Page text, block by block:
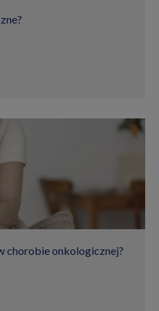
chorobie onkologicznej?